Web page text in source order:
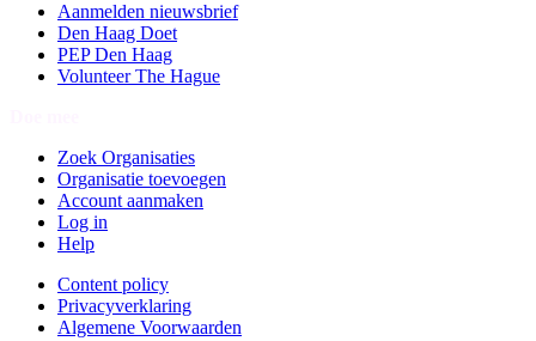
Aanmelden nieuwsbrief
Den Haag Doet
PEP Den Haag
Volunteer The Hague
Zoek Organisaties
Organisatie toevoegen
Account aanmaken
Log in
Help
Content policy
Privacyverklaring
Algemene Voorwaarden